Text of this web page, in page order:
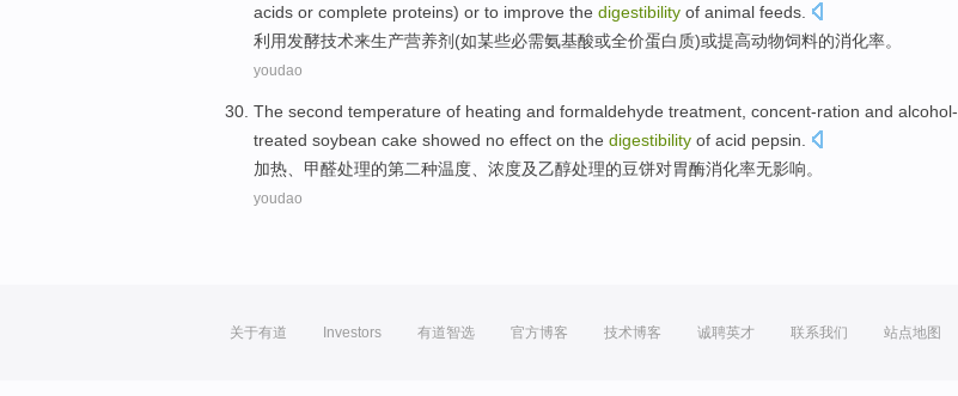
acids or complete proteins) or to improve the digestibility of animal feeds.
利用发酵技术来生产营养剂 (如某些必需氨基酸或全价蛋白质)或提高动物饲料的消化率。
youdao
The second temperature of heating and formaldehyde treatment , concent-ration and alcohol-
treated soybean cake showed no effect on the digestibility of acid pepsin
加热
甲醛处理的第二种温度 、浓度及乙醇处理的豆饼对胃酶消化率无影响。
youdao
关于有道 Investors 有道智选 官方博客 技术博客 诚聘英才 联系我们 站点地图